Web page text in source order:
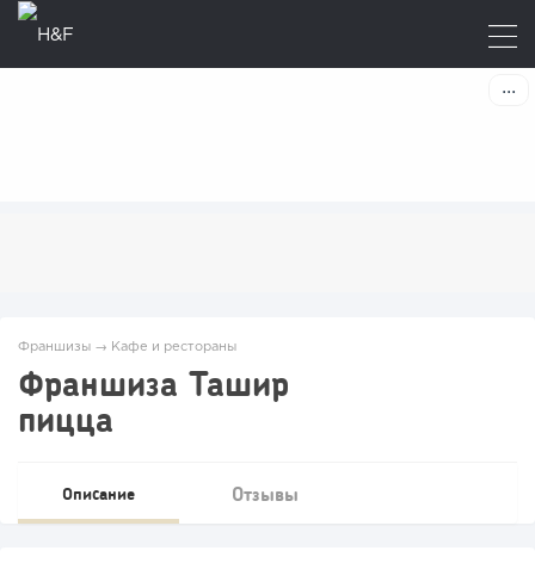
Франшизы → Кафе и рестораны
Франшиза Ташир
пицца
Описание Отзывы